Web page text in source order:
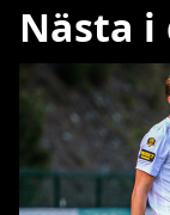
Nästa